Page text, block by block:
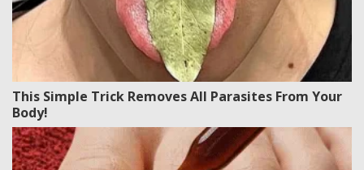
This Simple Trick Removes All Parasites From Your
Body!